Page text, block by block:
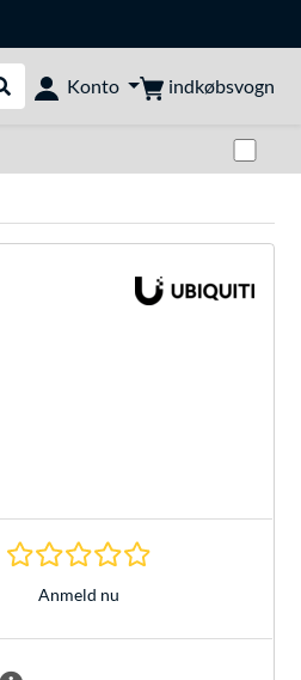
søgning
Konto indkøbsvogn
0.0 Stjerner hos 0
Anmeld nu